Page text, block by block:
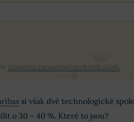
zásadami zpracování osobních údajů.
si však dvě technologické
o 30 – 40 %. Které to jsou?